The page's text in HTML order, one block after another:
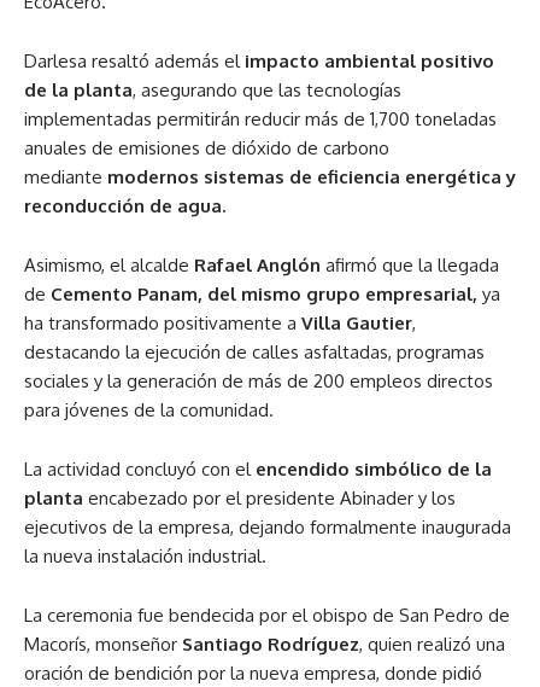
Darlesa resaltó además el impacto ambiental positivo
de la planta, asegurando que las tecnologías
implementadas permitirán reducir más de 1,700 toneladas
anuales de emisiones de dióxido de carbono
mediante modernos sistemas de eficiencia energética y
reconducción de agua.
Asimismo, el alcalde Rafael Anglón afirmó que la llegada
de Cemento Panam, del mismo grupo empresarial, ya
ha transformado positivamente a Villa Gautier,
destacando la ejecución de calles asfaltadas, programas
sociales y la generación de más de 200 empleos directos
para jóvenes de la comunidad.
La actividad concluyó con el encendido simbólico de la
planta encabezado por el presidente Abinader y los
ejecutivos de la empresa, dejando formalmente inaugurada
la nueva instalación industrial.
La ceremonia fue bendecida por el obispo de San Pedro de
Macorís, monseñor Santiago Rodríguez, quien realizó una
oración de bendición por la nueva empresa, donde pidió